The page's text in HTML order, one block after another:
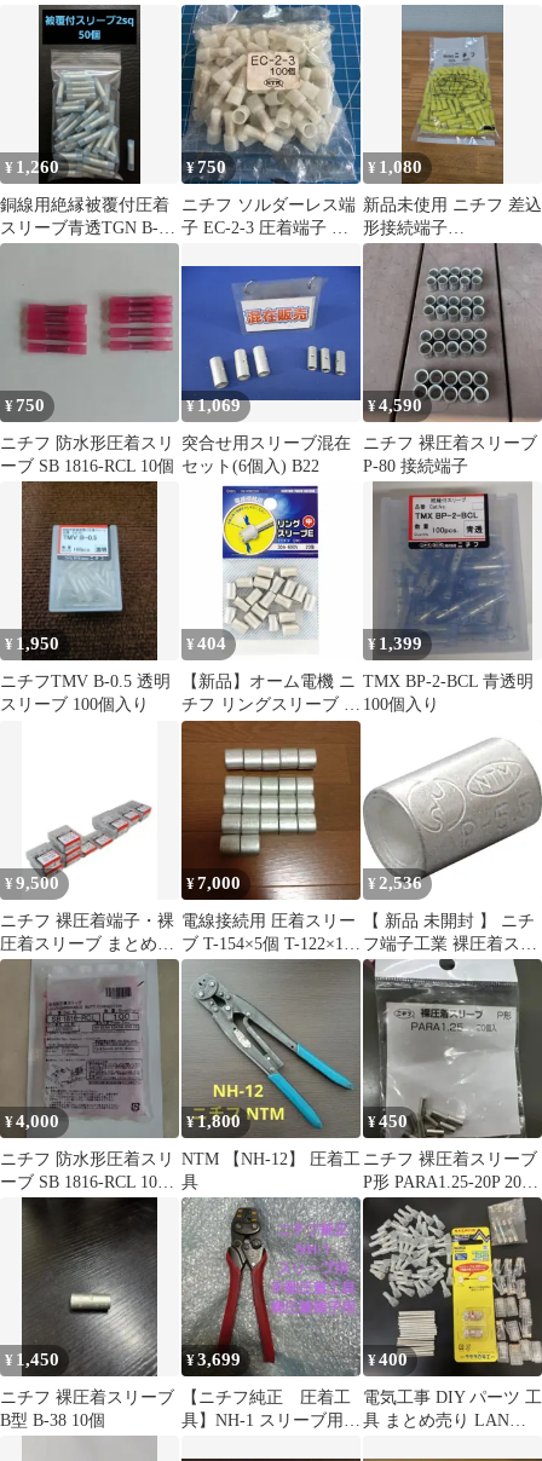
¥ 1,260
銅線用絶縁被覆付圧着
スリーブ青透TGN B-
2 被覆スリーブ ニチ
¥750
ニチフ ソルダーレス端
子 EC-2-3 圧着端子 ス
¥ 1,080
新品未使用 ニチフ 差込
形接続端子
TMDN630855-FA 黄 100
¥ 750
ニチフ 防水形圧着スリ
ーブ SB 1816-RCL 10個
¥1,069
突合せ用スリーブ混在
セット(6個入) B22
¥4,590
ニチフ 裸圧着スリーブ
P-80 接続端子
¥ 1,950
ニチフTMV B-0.5 透明
スリーブ 100個入り
¥ 404
【新品】オーム電機 ニ
チフ リングスリーブ E-
M(中) 20個入_DZ-
RSE220 09-2396
¥ 1,399
TMX BP-2-BCL 青透明
100個入り
¥9,500
ニチフ 裸圧着端子・裸
圧着スリーブ まとめ売
り 未使用 9ケースセッ
ト 101
¥7,000
電線接続用 圧着スリー
ブ T-154×5個 T-122×17
個 セット ニチフ
¥ 2,536
【 新品 未開封 】 ニチ
フ端子工業 裸圧着スリ
ーブ P形(100P) P5.5 未
使用 送料無料
¥4,000
ニチフ 防水形圧着スリ
ーブ SB 1816-RCL 100
¥1,800
NTM 【NH-12】 圧着工
具
¥450
ニチフ 裸圧着スリーブ
P形 PARA1.25-20P 20個
入
¥ 1,450
ニチフ 裸圧着スリーブ
B型 B-38 10個
¥3,699
【ニチフ純正 圧着工
具】NH-1 スリーブ用手
¥400
電気工事 DIY パーツ 工
具 まとめ売り LANコ